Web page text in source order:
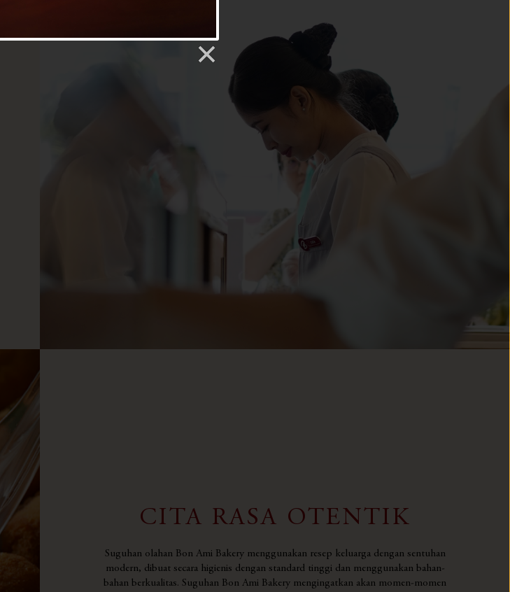
CITA RASA OTENTIK
Suguhan olahan Bon Ami Bakery menggunakan resep keluarga dengan sentuhan
modern, dibuat secara higienis dengan standard tinggi dan menggunakan bahan-
bahan berkualitas. Suguhan Bon Ami Bakery mengingatkan akan momen-momen